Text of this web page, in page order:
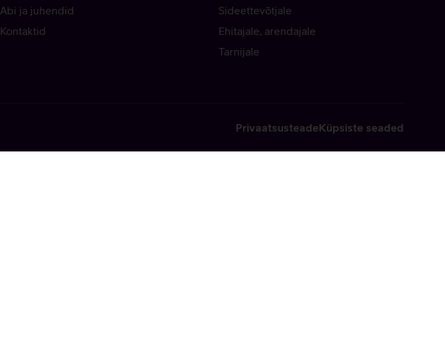
Abi ja juhendid
Kontaktid
Sideettevõtjale
Ehitajale, arendajale
Tarnijale
PrivaatsusteadeKüpsiste seaded